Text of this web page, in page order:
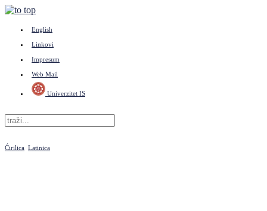
English
Linkovi
Impresum
Web Mail
Univerzitet IS
Ćirilica Latinica